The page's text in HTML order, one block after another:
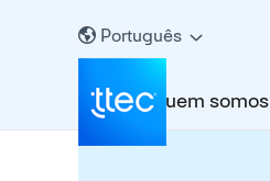
Português
Quem somos